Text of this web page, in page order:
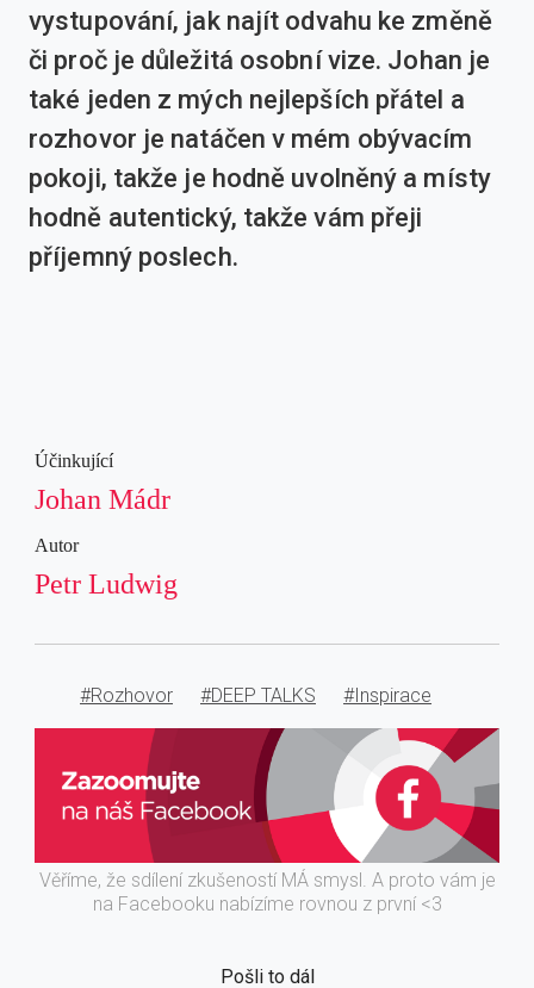
vystupování, jak najít odvahu ke změně
či proč je důležitá osobní vize. Johan je
také jeden z mých nejlepších přátel a
rozhovor je natáčen v mém obývacím
pokoji, takže je hodně uvolněný a místy
hodně autentický, takže vám přeji
příjemný poslech.
Účinkující
Johan Mádr
Autor
Petr Ludwig
#Rozhovor #DEEP TALKS #Inspirace
Věříme, že sdílení zkušeností MÁ smysl. A proto vám je
na Facebooku nabízíme rovnou z první <3
Pošli to dál